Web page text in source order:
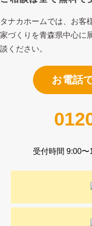
タナカホームでは、お客
家づくり を青森県中心に
談ください。
お電話
受付時間 9:00〜